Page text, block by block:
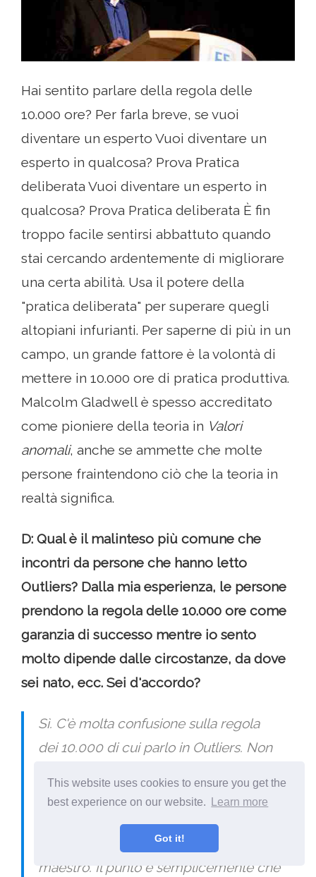
This website uses cookies to ensure you get the
best experience on our website.
Learn more
Got it!
Hai sentito parlare della regola delle
10.000 ore? Per farla breve, se vuoi
diventare un esperto Vuoi diventare un
esperto in qualcosa? Prova Pratica
deliberata Vuoi diventare un esperto in
qualcosa? Prova Pratica deliberata È fin
troppo facile sentirsi abbattuto quando
stai cercando ardentemente di migliorare
una certa abilità. Usa il potere della
"pratica deliberata" per superare quegli
altopiani infurianti. Per saperne di più in un
campo, un grande fattore è la volontà di
mettere in 10.000 ore di pratica produttiva.
Malcolm Gladwell è spesso accreditato
come pioniere della teoria in Valori
anomali, anche se ammette che molte
persone fraintendono ciò che la teoria in
realtà significa.
D: Qual è il malinteso più comune che
incontri da persone che hanno letto
Outliers? Dalla mia esperienza, le persone
prendono la regola delle 10.000 ore come
garanzia di successo mentre io sento
molto dipende dalle circostanze, da dove
sei nato, ecc. Sei d'accordo?
Sì. C'è molta confusione sulla regola
dei 10.000 di cui parlo in Outliers. Non
una condizione SUFFICIENTE per il
100 anni e non sarò mai un grande
maestro. Il punto è semplicemente che